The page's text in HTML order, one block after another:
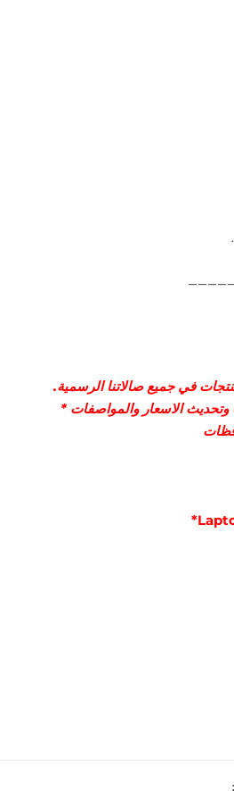
في جميع صالاتنا الرسمية.
وتحديث الاسعار والمواصفات *